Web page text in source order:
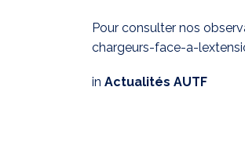
Pour consulter nos
chargeurs-face-a-
in Actualités AUTF